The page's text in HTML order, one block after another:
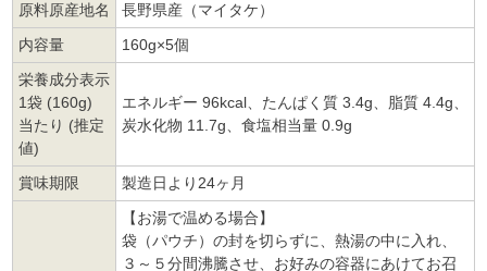
原料原産地名
長野県産（マイタケ）
内容量
160g×5個
栄養成分表示
1袋 (160g)
当たり (推定
値)
エネルギー 96kcal、たんぱく質 3.4g、脂質 4.4g、
炭水化物 11.7g、食塩相当量 0.9g
賞味期限 製造日より24ヶ月
【お湯で温める場合】
袋（パウチ）の封を切らずに、熱湯の中に入れ、
３～５分間沸騰させ、お好みの容器にあけてお召